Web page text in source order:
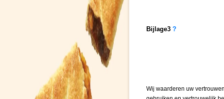
Bijlage3 ?
Wij waarderen uw